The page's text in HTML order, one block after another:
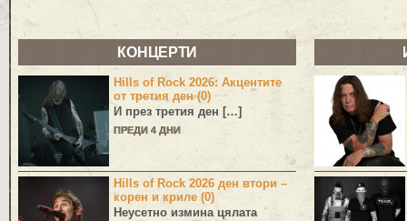
КОНЦЕРТИ
Hills of Rock 2026: Акцентите
от третия ден (0)
И през третия ден […]
ПРЕДИ 4 ДНИ
Hills of Rock 2026 ден втори –
корен и криле (0)
Неусетно измина цялата